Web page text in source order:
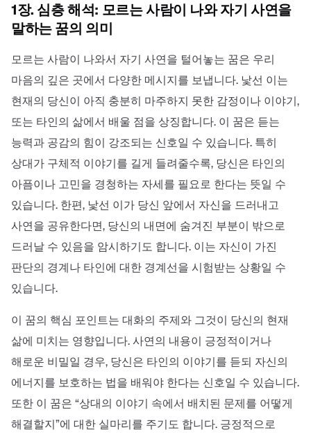
1장. 심층 해석: 모르는 사람이 나와 자기 사연을
말하는 꿈의 의미
모르는 사람이 나와서 자기 사연을 털어놓는 꿈은 우리
마음의 깊은 곳에서 다양한 메시지를 보냅니다. 낯선 이는
현재의 당신이 아직 충분히 마주하지 못한 감정이나 이야기,
또는 타인의 삶에서 배울 점을 상징합니다. 이 꿈은 듣는
능력과 공감의 힘이 강조되는 신호일 수 있습니다. 특히
상대가 구체적 이야기를 길게 들려줄수록, 당신은 타인의
아픔이나 고민을 경청하는 자세를 필요로 한다는 뜻일 수
있습니다. 한편, 낯선 이가 당신 앞에서 자신을 드러내고
사연을 공유한다면, 당신의 내면에 숨겨진 부분이 밖으로
드러날 수 있음을 암시하기도 합니다. 이는 자신이 가진
판단의 경계나 타인에 대한 경계선을 시험받는 상황일 수
있습니다.
이 꿈의 핵심 포인트는 대화의 주제와 그것이 당신의 현재
삶에 미치는 영향입니다. 사연의 내용이 긍정적이거나
해로운 비밀일 경우, 당신은 타인의 이야기를 듣되 자신의
에너지를 보호하는 법을 배워야 한다는 신호일 수 있습니다.
또한 이 꿈은 “상대의 이야기 속에서 배치된 문제를 어떻게
해결할지”에 대한 실마리를 주기도 합니다. 긍정적으로